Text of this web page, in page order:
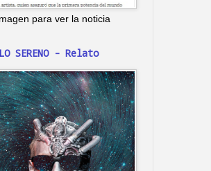
para ver la noticia
SERENO - Relato